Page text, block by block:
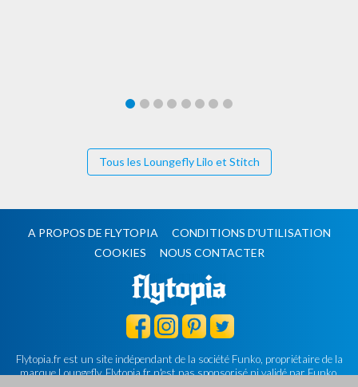
Tous les Loungefly Lilo et Stitch
A PROPOS DE FLYTOPIA
CONDITIONS D'UTILISATION
COOKIES
NOUS CONTACTER
Flytopia.fr est un site indépendant de la société Funko, propriétaire de la
marque Loungefly.Flytopia.fr n'est pas sponsorisé ni validé par Funko.